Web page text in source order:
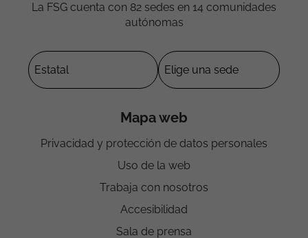
La FSG cuenta con 82 sedes en 14 comunidades
autónomas
Mapa web
Privacidad y protección de datos personales
Uso de la web
Trabaja con nosotros
Accesibilidad
Sala de prensa